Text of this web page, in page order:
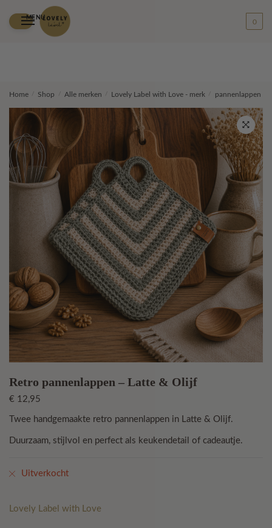
navigation
content
MENU
0
Home Shop Alle merken Lovely Label with Love - merk / pannenlappen
🔍
Retro pannenlappen – Latte & Olijf
€ 12,95
Twee handgemaakte retro pannenlappen in Latte & Olijf.
Duurzaam, stijlvol en perfect als keukendetail of cadeautje.
Uitverkocht
Lovely Label with Love